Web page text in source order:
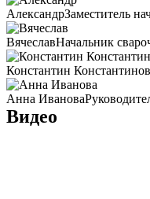
АлександрЗаместитель
ВячеславНачальник
Константин Константинов
Анна Иванова
Видео